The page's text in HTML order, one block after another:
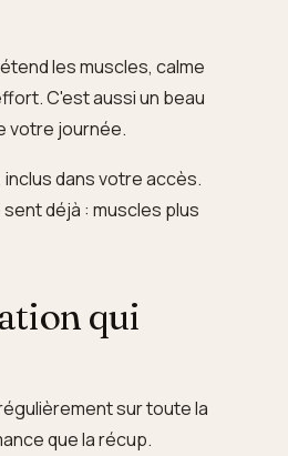
les muscles, calme
C'est aussi un beau
votre journée.
dans votre accès.
déjà : muscles plus
qui
sur toute la
que la récup.